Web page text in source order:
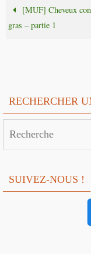
[MUF] Cheveux
gras – partie 1
RECHERCHER
SUIVEZ-NOUS !